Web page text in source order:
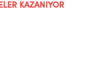
KAZANIYOR